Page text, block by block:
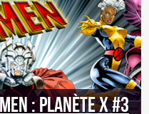
: Planète X #3